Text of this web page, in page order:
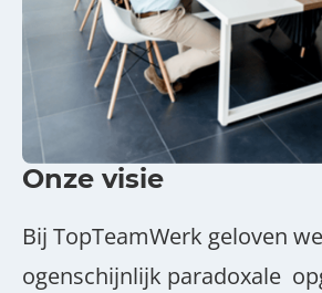
Onze visie
Bij TopTeamWerk geloven
ogenschijnlijk paradoxale